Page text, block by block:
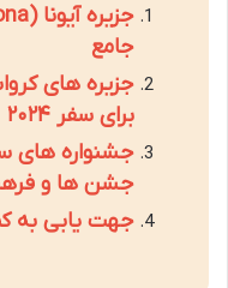
جامع
برای سفر ۲۰۲۴
جشنواره های
جشن ها و
جهت یابی به